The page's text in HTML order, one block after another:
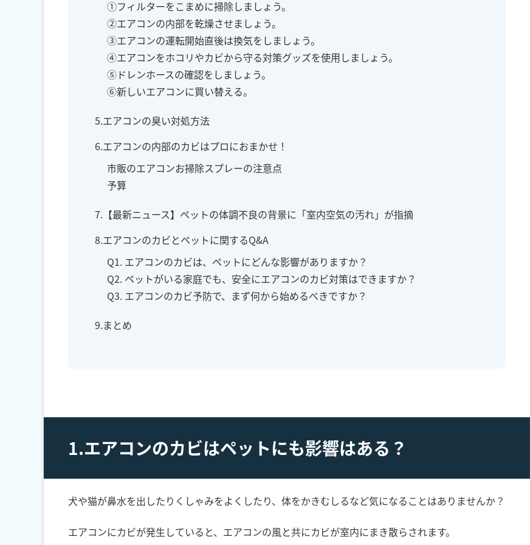
①フィルターをこまめに掃除しましょう。
②エアコンの内部を乾燥させましょう。
③エアコンの運転開始直後は換気をしましょう。
④エアコンをホコリやカビから守る対策グッズを使用しましょう。
⑤ドレンホースの確認をしましょう。
⑥新しいエアコンに買い替える。
5.エアコンの臭い対処方法
6.エアコンの内部のカビはプロにおまかせ！
市販のエアコンお掃除スプレーの注意点
予算
7.【最新ニュース】ペットの体調不良の背景に「室内空気の汚れ」が指摘
8.エアコンのカビとペットに関するQ&A
Q1. エアコンのカビは、ペットにどんな影響がありますか？
Q2. ペットがいる家庭でも、安全にエアコンのカビ対策はできますか？
Q3. エアコンのカビ予防で、まず何から始めるべきですか？
9.まとめ
1.エアコンのカビはペットにも影響はある？
犬や猫が鼻水を出したりくしゃみをよくしたり、体をかきむしるなど気になることはありませんか？
エアコンにカビが発生していると、エアコンの風と共にカビが室内にまき散らされます。